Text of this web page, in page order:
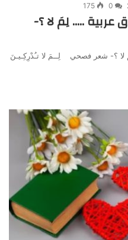
0
175
عربية ….. لِمَ لا ؟-
لا ؟- شعر فصحي لِــمَ لا تـُدْرِكِـيـنَ